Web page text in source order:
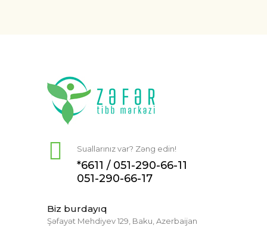
Suallarınız var? Zəng edin!
*6611 / 051-290-66-11
051-290-66-17
Biz burdayıq
Şəfayət Mehdiyev 129, Baku, Azerbaijan